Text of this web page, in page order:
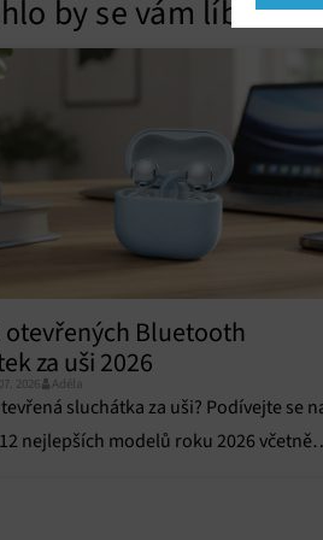
by se vám líbit
otevřených Bluetooth
za uši 2026
2026 Adéla
sluchátka za uši? Podívejte se
nejlepších modelů roku 2026 včetně